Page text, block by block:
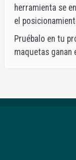
herramienta se
el
Pruébalo en tu
maquetas ganan